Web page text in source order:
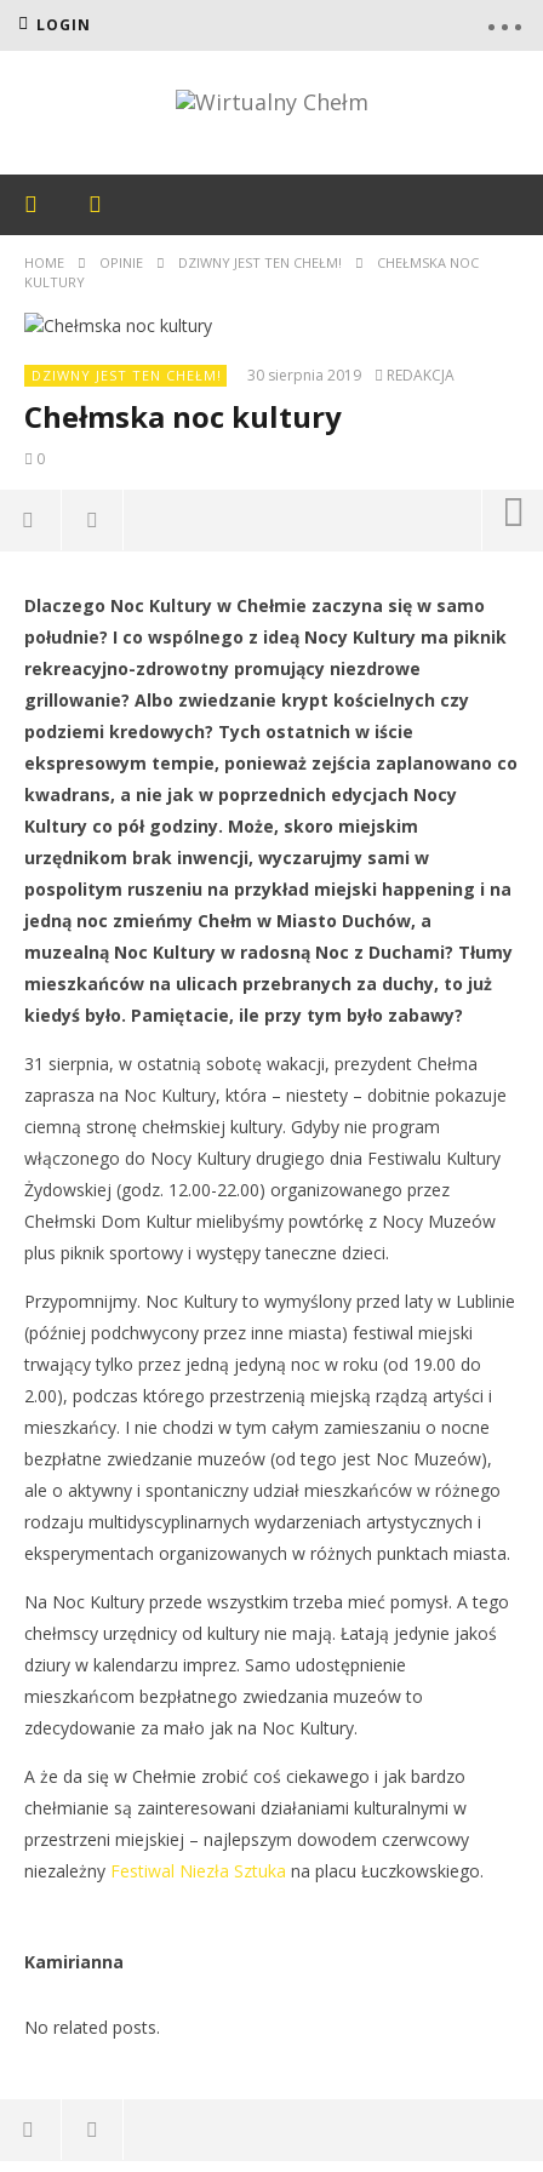
LOGIN
HOME OPINIE DZIWNY JEST TEN CHEŁM!
CHEŁMSKA NOC
KULTURY
DZIWNY JEST TEN CHEŁM! 30 sierpnia 2019 REDAKCJA
Chełmska noc kultury
0
sierpnia
2019
REDAKCJA
Dlaczego Noc Kultury w Chełmie zaczyna się w samo
południe? I co wspólnego z ideą Nocy Kultury ma piknik
rekreacyjno-zdrowotny promujący niezdrowe
grillowanie? Albo zwiedzanie krypt kościelnych czy
podziemi kredowych? Tych ostatnich w iście
ekspresowym tempie, ponieważ zejścia zaplanowano co
kwadrans, a nie jak w poprzednich edycjach Nocy
Kultury co pół godziny. Może, skoro miejskim
urzędnikom brak inwencji, wyczarujmy sami w
pospolitym ruszeniu na przykład miejski happening i na
jedną noc zmieńmy Chełm w Miasto Duchów, a
muzealną Noc Kultury w radosną Noc z Duchami? Tłumy
mieszkańców na ulicach przebranych za duchy, to już
kiedyś było. Pamiętacie, ile przy tym było zabawy?
31 sierpnia, w ostatnią sobotę wakacji, prezydent Chełma
zaprasza na Noc Kultury, która – niestety – dobitnie pokazuje
ciemną stronę chełmskiej kultury. Gdyby nie program
włączonego do Nocy Kultury drugiego dnia Festiwalu Kultury
Żydowskiej (godz. 12.00-22.00) organizowanego przez
Chełmski Dom Kultur mielibyśmy powtórkę z Nocy Muzeów
plus piknik sportowy i występy taneczne dzieci.
Przypomnijmy. Noc Kultury to wymyślony przed laty w Lublinie
(później podchwycony przez inne miasta) festiwal miejski
trwający tylko przez jedną jedyną noc w roku (od 19.00 do
2.00), podczas którego przestrzenią miejską rządzą artyści i
mieszkańcy. I nie chodzi w tym całym zamieszaniu o nocne
bezpłatne zwiedzanie muzeów (od tego jest Noc Muzeów),
ale o aktywny i spontaniczny udział mieszkańców w różnego
rodzaju multidyscyplinarnych wydarzeniach artystycznych i
eksperymentach organizowanych w różnych punktach miasta.
Na Noc Kultury przede wszystkim trzeba mieć pomysł. A tego
chełmscy urzędnicy od kultury nie mają. Łatają jedynie jakoś
dziury w kalendarzu imprez. Samo udostępnienie
mieszkańcom bezpłatnego zwiedzania muzeów to
zdecydowanie za mało jak na Noc Kultury.
A że da się w Chełmie zrobić coś ciekawego i jak bardzo
chełmianie są zainteresowani działaniami kulturalnymi w
przestrzeni miejskiej – najlepszym dowodem czerwcowy
niezależny Festiwal Niezła Sztuka na placu Łuczkowskiego.
Kamirianna
No related posts.